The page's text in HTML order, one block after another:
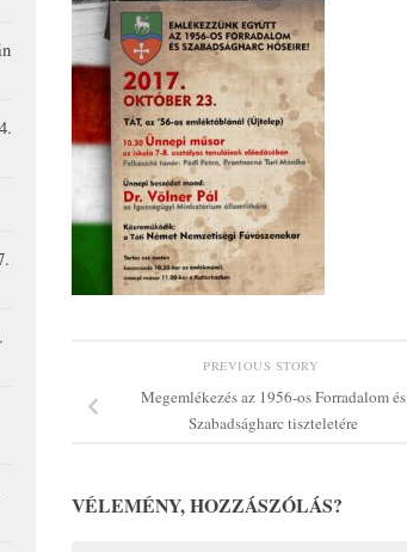
PREVIOUS STORY
Megemlékezés az 1956-os Forradalom és
Szabadságharc tiszteletére
VÉLEMÉNY, HOZZÁSZÓLÁS?